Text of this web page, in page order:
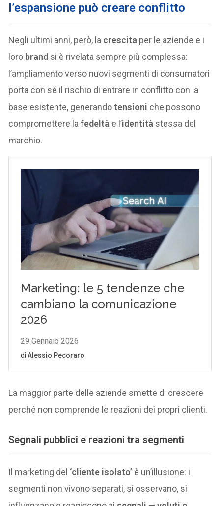
l’espansione può creare conflitto
Negli ultimi anni, però, la crescita per le aziende e i
loro brand si è rivelata sempre più complessa:
l’ampliamento verso nuovi segmenti di consumatori
porta con sé il rischio di entrare in conflitto con la
base esistente, generandotensioni che possono
compromettere lafedeltà e l’identità stessa del
marchio.
La maggior parte delle aziende smette di crescere
perché non comprende le reazioni dei propri clienti.
Segnali pubblici e reazioni tra segmenti
Il marketing del ‘cliente isolato’ è un’illusione: i
segmenti non vivono separati, si osservano, si